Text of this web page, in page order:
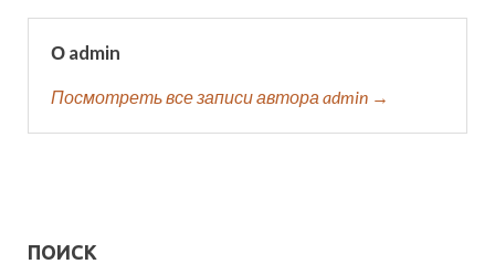
О admin
Посмотреть все записи автора admin →
ПОИСК